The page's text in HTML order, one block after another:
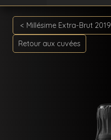
< Millésime Extra-Brut 2019
Retour aux cuvées